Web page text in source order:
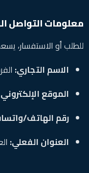
معلومات التواصل
للطلب أو الاستفسار،
الاسم التجاري:
الموقع
رقم الهاتف/
العنوان الفعلي: